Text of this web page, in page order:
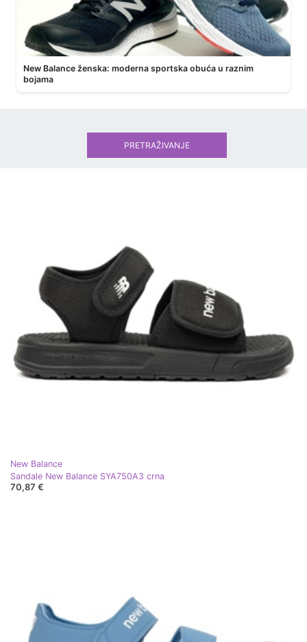
New Balance ženska: moderna sportska obuća u raznim
bojama
New Balance
Sandale New Balance SYA750A3 crna
70,87 €
PRETRAŽIVANJE